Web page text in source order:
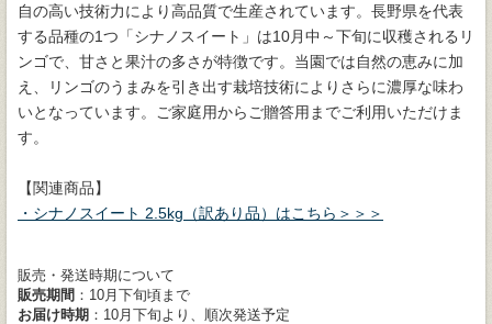
自の高い技術力により高品質で生産されています。長野県を代表
する品種の1つ「シナノスイート」は10月中～下旬に収穫されるリ
ンゴで、甘さと果汁の多さが特徴です。当園では自然の恵みに加
え、リンゴのうまみを引き出す栽培技術によりさらに濃厚な味わ
いとなっています。ご家庭用からご贈答用までご利用いただけま
す。
【関連商品】
・シナノスイート 2.5kg（訳あり品）はこちら＞＞＞
販売・発送時期について
販売期間 ：10月下旬頃まで
お届け時期 ：10月下旬より、順次発送予定